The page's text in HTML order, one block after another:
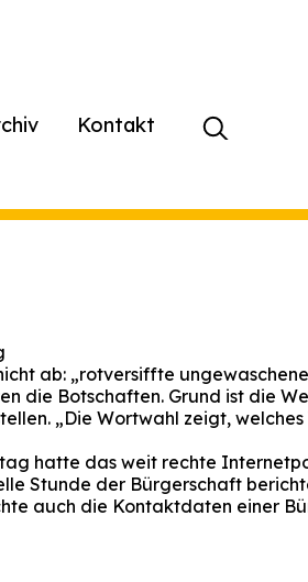
KontaktSuchen
ab: „rotversiffte ungewaschene
die Botschaften. Grund ist die
„Die Wortwahl zeigt,
hatte das weit rechte
Stunde der Bürgerschaft
auch die Kontaktdaten einer